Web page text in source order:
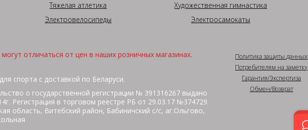
Тяжелая атлетика
Художественная гимнастика
Электровелосипеды
Электросамокаты
отличаться от цен в наших розничных магазинах.
спорта с доставкой по Беларуси.
о государственной регистрации № 391316267 выдано
Регистрация в торговом реестре РБ от 29.03.17 №374729.
область, Витебский район, Бабиничский с/с, аг.Ольгово,
Политика защиты данных
Потребителям на заметку
Гарантия/Экспертиза
Обмен/Возврат